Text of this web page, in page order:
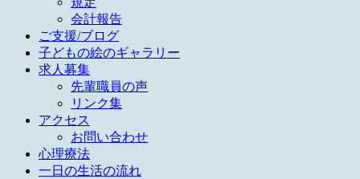
会計報告
ご支援/ブログ
子どもの絵のギャラリー
求人募集
先輩職員の声
リンク集
アクセス
お問い合わせ
心理療法
一日の生活の流れ